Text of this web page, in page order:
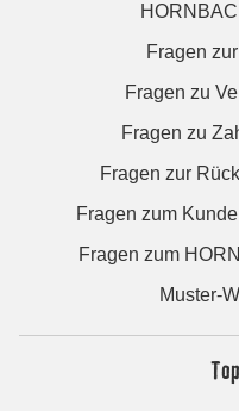
Fragen
Fragen zu
Fragen zu
Fragen zur
Fragen zum
Fragen zum
Muster-